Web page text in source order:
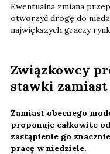
Ewentualna zmiana
otworzyć drogę do
największych graczy
Związkowcy
stawki zamiast
Zamiast obecnego
proponuje całkowite
zastąpienie go
pracę w niedziele.